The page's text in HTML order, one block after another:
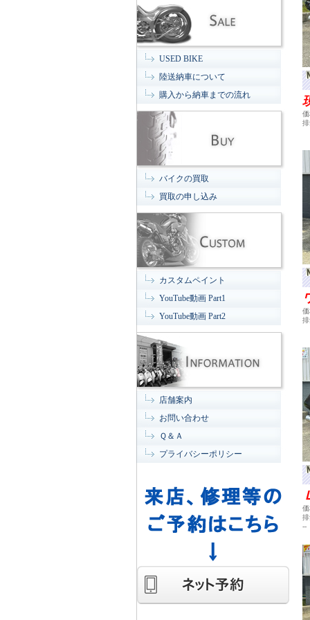
USED BIKE
陸送納車について
購入から納車までの流れ
バイクの買取
買取の申し込み
カスタムペイント
YouTube動画 Part1
YouTube動画 Part2
店舗案内
お問い合わせ
Ｑ＆Ａ
プライバシーポリシー
--